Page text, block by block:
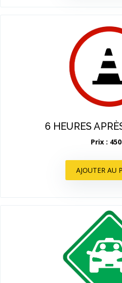
6 HEURES
Prix :
AJOUTER AU